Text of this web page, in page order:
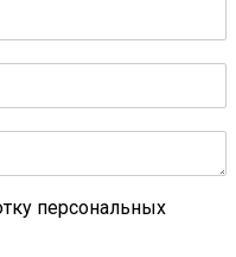
персональных